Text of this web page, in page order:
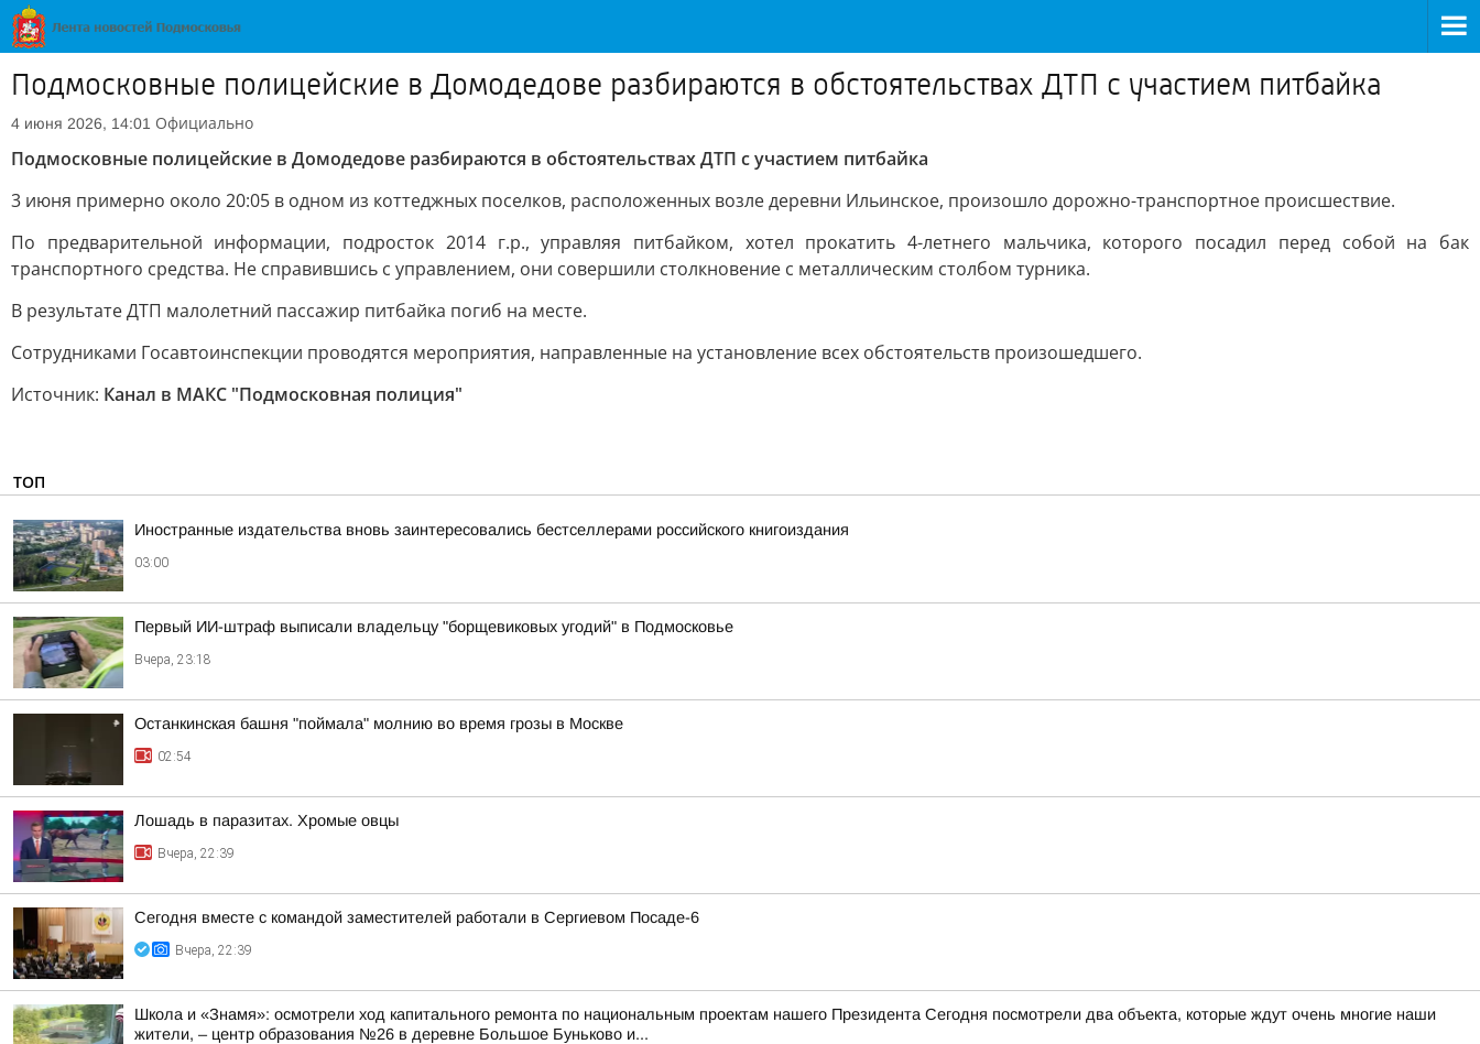
Подмосковные полицейские в Домодедове разбираются в обстоятельствах ДТП с участием питбайка
4 июня 2026, 14:01 Официально
Подмосковные полицейские в Домодедове разбираются в обстоятельствах ДТП с участием питбайка
3 июня примерно около 20:05 в одном из коттеджных поселков, расположенных возле деревни Ильинское, произошло дорожно-транспортное происшествие.
По предварительной информации, подросток 2014 г.р., управляя питбайком, хотел прокатить 4-летнего мальчика, которого посадил перед собой на бак
транспортного средства. Не справившись с управлением, они совершили столкновение с металлическим столбом турника.
В результате ДТП малолетний пассажир питбайка погиб на месте.
Сотрудниками Госавтоинспекции проводятся мероприятия, направленные на установление всех обстоятельств произошедшего.
Источник: Канал в МАКС "Подмосковная полиция"
ТОП
Иностранные издательства вновь заинтересовались бестселлерами российского книгоиздания
03:00
Первый ИИ-штраф выписали владельцу "борщевиковых угодий" в Подмосковье
Вчера, 23:18
Останкинская башня "поймала" молнию во время грозы в Москве
02:54
Лошадь в паразитах. Хромые овцы
Вчера, 22:39
Сегодня вместе с командой заместителей работали в Сергиевом Посаде-6
Вчера, 22:39
Школа и «Знамя»: осмотрели ход капитального ремонта по национальным проектам нашего Президента Сегодня посмотрели два объекта, которые ждут очень многие наши
жители, – центр образования №26 в деревне Большое Буньково и...